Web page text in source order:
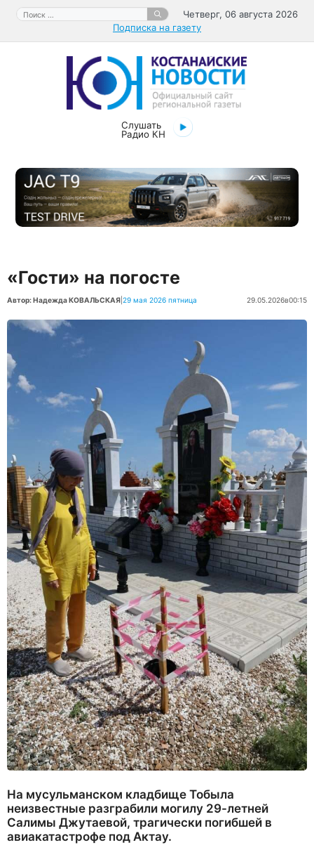
Перейти
содержимому
Поиск:
Четверг, 06 августа 2026
Подписка на газету
Слушать
Радио КН
«Гости» на погосте
Автор: Надежда КОВАЛЬСКАЯ 29 мая 2026 пятница 29.05.2026в00:15
На мусульманском кладбище Тобыла
неизвестные разграбили могилу 29-летней
Салимы Джутаевой, трагически погибшей в
авиакатастрофе под Актау.